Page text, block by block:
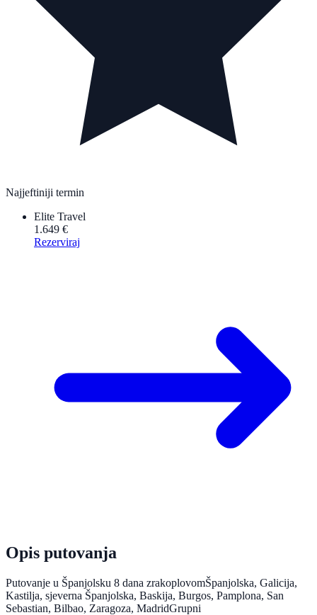
Najjeftiniji termin
Elite Travel
1.649 €
Rezerviraj
Opis putovanja
Putovanje u Španjolsku 8 dana zrakoplovomŠpanjolska, Galicija,
Kastilja, sjeverna Španjolska, Baskija, Burgos, Pamplona, San
Sebastian, Bilbao, Zaragoza, MadridGrupni